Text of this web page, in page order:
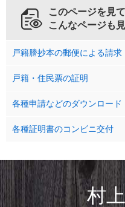
このページを見
こんなページも
戸籍謄抄本の郵便による請求
戸籍・住民票の証明
各種申請などのダウンロード
各種証明書のコンビニ交付
村